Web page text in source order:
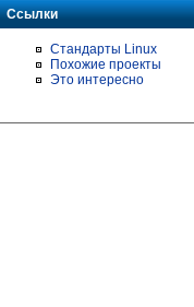
Ссылки
Стандарты Linux
Похожие проекты
Это интересно